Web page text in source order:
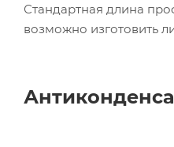
Стандартная длина
возможно изготовить